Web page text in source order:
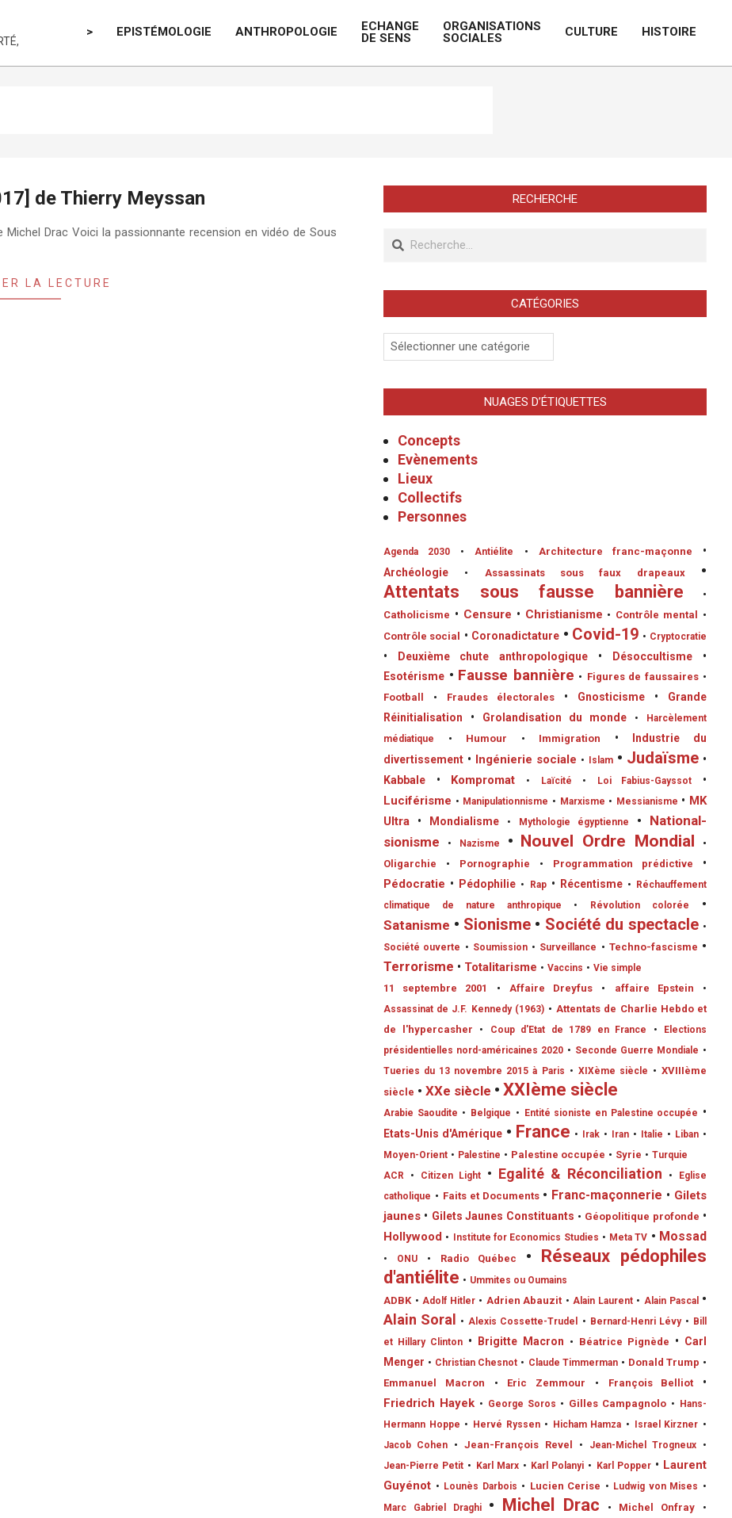
> EPISTÉMOLOGIE ANTHROPOLOGIE
ECHANGE
DE SENS
ORGANISATIONS
SOCIALES
CULTURE HISTOIRE
de Thierry Meyssan
Drac Voici la passionnante recension en vidéo de Sous
LA LECTURE
RECHERCHE
Recherche
CATÉGORIES
Catégories
NUAGES D’ÉTIQUETTES
Concepts
Evènements
Lieux
Collectifs
Personnes
Agenda 2030 • Antiélite • Architecture franc-maçonne
•
Archéologie
• Assassinats sous faux drapeaux
•
Attentats sous fausse bannière
•
Catholicisme • Censure • Christianisme • Contrôle mental
•
Contrôle social
• Coronadictature • Covid-19 • Cryptocratie
• Deuxième chute anthropologique • Désoccultisme
•
Esotérisme • Fausse bannière • Figures de faussaires •
Football
• Fraudes électorales • Gnosticisme •
Grande
Réinitialisation
• Grolandisation du monde •
Harcèlement
médiatique
• Humour • Immigration •
Industrie du
divertissement • Ingénierie sociale • Islam • Judaïsme •
Kabbale
• Kompromat • Laïcité • Loi Fabius-Gayssot
•
Luciférisme • Manipulationnisme • Marxisme • Messianisme • MK
Ultra
• Mondialisme • Mythologie égyptienne • National-
sionisme
• Nazisme • Nouvel Ordre Mondial
•
Oligarchie
• Pornographie • Programmation prédictive
•
Pédocratie • Pédophilie • Rap • Récentisme •
Réchauffement
climatique de nature anthropique
• Révolution colorée
•
Satanisme • Sionisme • Société du spectacle •
Société ouverte • Soumission • Surveillance • Techno-fascisme •
Terrorisme • Totalitarisme • Vaccins • Vie simple
11 septembre 2001 • Affaire Dreyfus • affaire Epstein
•
Assassinat de J.F. Kennedy (1963) • Attentats de Charlie Hebdo et
de l'hypercasher
• Coup d'Etat de 1789 en France •
Elections
présidentielles nord-américaines 2020 • Seconde Guerre Mondiale •
Tueries du 13 novembre 2015 à Paris • XIXème siècle • XVIIIème
siècle • XXe siècle • XXIème siècle
Arabie Saoudite • Belgique • Entité sioniste en Palestine occupée •
Etats-Unis d'Amérique • France • Irak • Iran • Italie • Liban •
Moyen-Orient • Palestine • Palestine occupée • Syrie • Turquie
ACR
• Citizen Light • Egalité & Réconciliation •
Eglise
catholique • Faits et Documents • Franc-maçonnerie • Gilets
jaunes • Gilets Jaunes Constituants • Géopolitique profonde •
Hollywood • Institute for Economics Studies • Meta TV • Mossad
• ONU • Radio Québec • Réseaux pédophiles
d'antiélite • Ummites ou Oumains
ADBK • Adolf Hitler • Adrien Abauzit • Alain Laurent • Alain Pascal •
Alain Soral
• Alexis Cossette-Trudel • Bernard-Henri Lévy • Bill
et Hillary Clinton • Brigitte Macron • Béatrice Pignède • Carl
Menger • Christian Chesnot • Claude Timmerman • Donald Trump •
Emmanuel Macron
• Eric Zemmour • François Belliot
•
Friedrich Hayek • George Soros • Gilles Campagnolo •
Hans-
Hermann Hoppe • Hervé Ryssen • Hicham Hamza • Israel Kirzner •
Jacob Cohen
• Jean-François Revel • Jean-Michel Trogneux
•
Jean-Pierre Petit • Karl Marx • Karl Polanyi • Karl Popper • Laurent
Guyénot • Lounès Darbois • Lucien Cerise • Ludwig von Mises •
Marc Gabriel Draghi
• Michel Drac • Michel Onfray
•